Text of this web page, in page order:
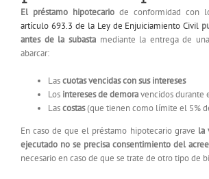
El préstamo hipotecario de conformidad con
artículo 693.3 de la Ley de Enjuiciamiento Civil
antes de la subastamediante la entrega de
abarcar:
Lascuotas vencidas con sus intereses
Los intereses de demoravencidos durante
Lascostas(que tienen como límite el 5%
En caso de que el préstamo hipotecario grave la
ejecutado no se precisa consentimiento del
necesario en caso de que se trate de otro tipo de